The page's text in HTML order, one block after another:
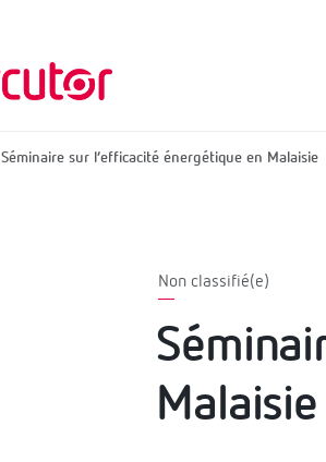
Séminaire sur l’efficacité énergétique en Malaisie
Non classifié(e)
Malaisie